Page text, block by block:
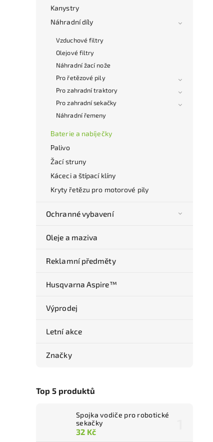
Kanystry
Náhradní díly
Vzduchové filtry
Olejové filtry
Náhradní žací nože
Pro řetězové pily
Pro zahradní traktory
Pro zahradní sekačky
Náhradní řemeny
Baterie a nabíječky
Palivo
Žací struny
Káceci a štípací klíny
Kryty řetězu pro motorové pily
Ochranné vybavení
Oleje a maziva
Reklamní předměty
Husqvarna Aspire™
Výprodej
Letní akce
Značky
Top 5 produktů
Spojka vodiče pro robotické
sekačky
32 Kč